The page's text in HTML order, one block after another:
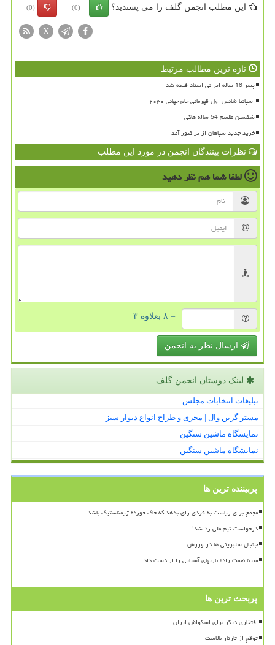
این مطلب انجمن گلف را می پسندید؟ (0)
(0)
X
تازه ترین مطالب مرتبط
پسر 16 ساله ایرانی استاد فیده شد
اسپانیا شانس اول قهرمانی جام جهانی ۲۰۳۰
شکستن طلسم 54 ساله هاکی
خرید جدید سپاهان از تراکتور آمد
نظرات بینندگان انجمن در مورد این مطلب
لطفا شما همنظر دهید
= ۸ بعلاوه ۳
ارسال نظر به انجمن
لینک دوستان انجمن گلف
تبلیغات انتخابات مجلس
مستر گرین وال | مجری و طراح انواع دیوار سبز
نمایشگاه ماشین سنگین
نمایشگاه ماشین سنگین
پربیننده ترین ها
مجمع برای ریاست به فردی رای بدهد که خاک خورده ژیمناستیک باشد
درخواست تیم ملی رد شد!
جنجال سلبریتی ها در ورزش
مبینا نعمت زاده بازیهای آسیایی را از دست داد
پربحث ترین ها
افتخاری دیگر برای اسکواش ایران
توقع از تارتار بالاست